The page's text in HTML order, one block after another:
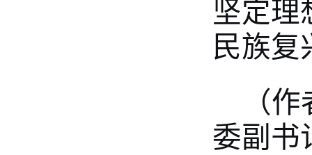
坚定理
民族复
（
委副书